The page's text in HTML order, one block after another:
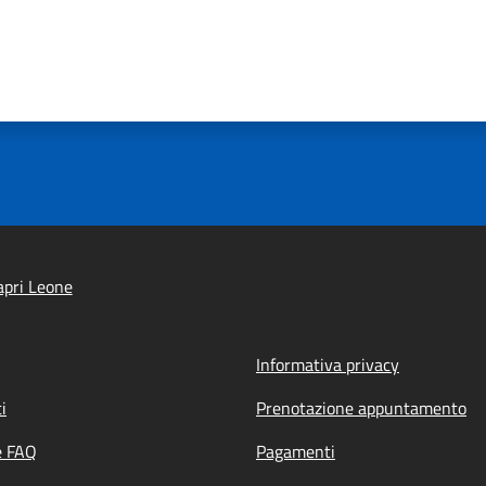
Leone
Informativa privacy
Prenotazione appuntamento
Pagamenti